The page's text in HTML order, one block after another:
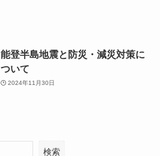
能登半島地震と防災・減災対策に
ついて
2024年11月30日
検索